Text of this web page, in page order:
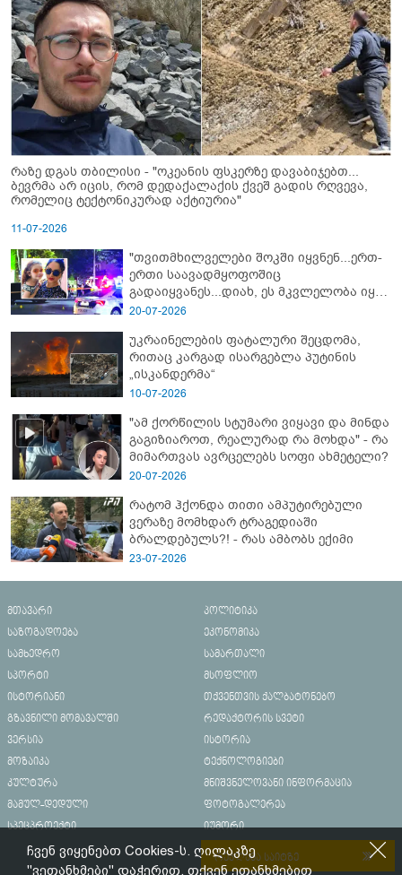
რაზე დგას თბილისი - "ოკეანის ფსკერზე დავაბიჯებთ...
ბევრმა არ იცის, რომ დედაქალაქის ქვეშ გადის რღვევა,
რომელიც ტექტონიკურად აქტიურია"
11-07-2026
"თვითმხილველები შოკში იყვნენ...ერთ-
ერთი საავადმყოფოშიც
გადაიყვანეს...დიახ, ეს მკვლელობა იყო"
- გორში დატრიალებული ტრაგედიის
20-07-2026
უკრაინელების ფატალური შეცდომა,
რითაც კარგად ისარგებლა პუტინის
„ისკანდერმა“
10-07-2026
"ამ ქორწილის სტუმარი ვიყავი და მინდა
გაგიზიაროთ, რეალურად რა მოხდა" - რა
მიმართვას ავრცელებს სოფი ახმეტელი?
20-07-2026
რატომ ჰქონდა თითი ამპუტირებული
ვერაზე მომხდარ ტრაგედიაში
ბრალდებულს?! - რას ამბობს ექიმი
23-07-2026
მთავარი
პოლიტიკა
საზოგადოება
ეკონომიკა
სამხედრო
სამართალი
სპორტი
მსოფლიო
ისტორიანი
თქვენთვის ქალბატონებო
გზავნილი მომავალში
რედაქტორის სვეტი
ვერსია
ისტორია
მოზაიკა
ტექნოლოგიები
კულტურა
მნიშვნელოვანი ინფორმაცია
მამულ-დედული
ფოტოგალერეა
სპეცპროექტი
იუმორი
რეკლამა საიტზე
ჩვენ ვიყენებთ Cookies-ს. ღილაკზე
"ვეთანხმები" დაჭერით, თქვენ ეთანხმებით